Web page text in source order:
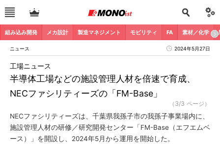
組み込み開発 メカ設計 製造マネジメント モビリティ FA 素材／化学
ニュース 2024年5月27日
半導体工場などの施設管理人材を倍速で育成、
NECファシリティーズの「FM-Base」
工場ニュース
（3/3 ページ）
NECファシリティーズは、千葉県我孫子市の我孫子事業場内に、
施設管理人材の研修／研究開発センター「FM-Base（エフエムベ
ース）」を開設し、2024年5月から運用を開始した。